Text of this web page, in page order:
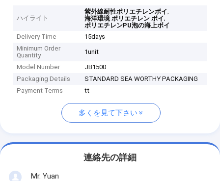
ハイライト
紫外線耐性ポリエチレンボイ,
海洋環境 ポリエチレン ボイ,
ポリエチレンPU泡の海上ボイ
Delivery Time
15days
Minimum Order
Quantity
1unit
Model Number
JB1500
Packaging Details
STANDARD SEA WORTHY PACKAGING
Payment Terms
tt
多くを見て下さい
連絡先の詳細
Mr. Yuan